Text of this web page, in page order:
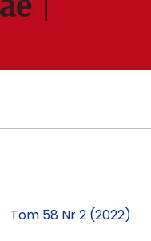
Tom 58 Nr 2 (2022)